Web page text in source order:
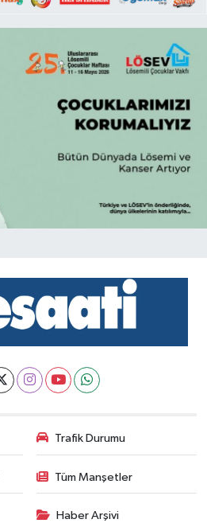
Trafik Durumu
Tüm Manşetler
Haber Arşivi